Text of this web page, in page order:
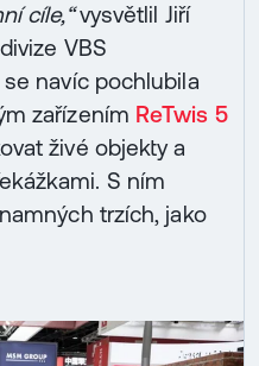
cíle,“vysvětlil Jiří
VBS
navíc pochlubila
zařízením ReTwis 5
živé objekty a
S ním
trzích, jako